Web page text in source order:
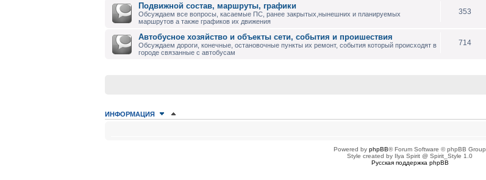
Подвижной состав, маршруты, графики
Обсуждаем все вопросы, касаемые ПС, ранее закрытых,нынешних и планируемых
маршрутов а также графиков их движения
353
Автобусное хозяйство и объекты сети, события и проишествия
Обсуждаем дороги, конечные, остановочные пункты их ремонт, события который происходят в
городе связанные с автобусам
714
ИНФОРМАЦИЯ
Сейчас этот форум просматривают: нет зарегистрированных пользователейPowered by phpBB® Forum Software © phpBB Group
Style created by Ilya Spirit @ Spirit_Style 1.0
Русская поддержка phpBB